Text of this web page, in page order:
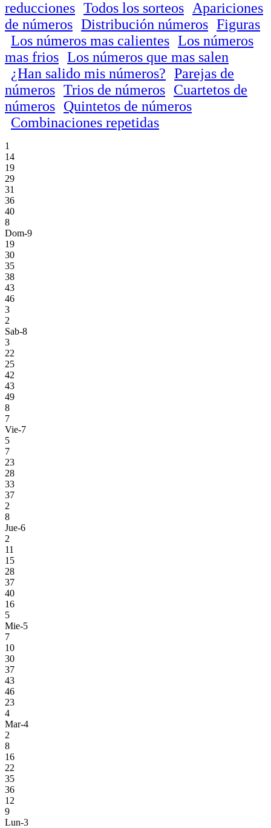
reducciones Todos los sorteos
Apariciones
de números Distribución números Figuras
Los números mas calientes Los números
mas frios Los números que mas salen
¿Han salido mis números? Parejas de
números Trios de números Cuartetos de
números Quintetos de números
Combinaciones repetidas
1
14
19
29
31
36
40
8
Dom-9
19
30
35
38
43
46
3
2
Sab-8
3
22
25
42
43
49
8
7
Vie-7
5
7
23
28
33
37
2
8
Jue-6
2
11
15
28
37
40
16
5
Mie-5
7
10
30
37
43
46
23
4
Mar-4
2
8
16
22
35
36
12
9
Lun-3